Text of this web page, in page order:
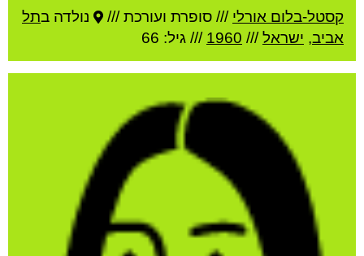
קסטל-בלום אורלי /// סופרת ועורכת /// נולדה בתל
אביב, ישראל///
1960 /// גיל: 66